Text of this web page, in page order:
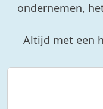
ondernemen,
Altijd met een